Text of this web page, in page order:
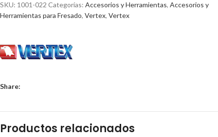
SKU: 1001-022 Categorías: Accesorios y Herramientas, Accesorios y
Herramientas para Fresado, Vertex, Vertex
Share:
Productos relacionados